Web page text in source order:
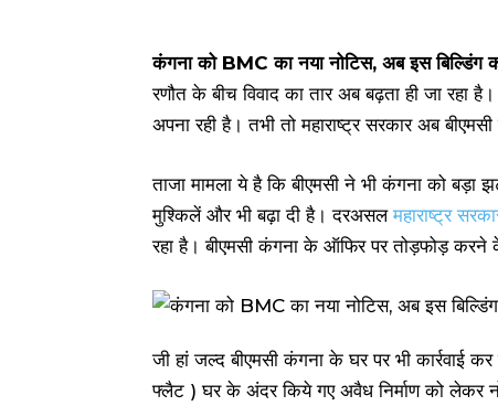
कंगना को BMC का नया नोटिस, अब इस बिल्डिंग
रणौत के बीच विवाद का तार अब बढ़ता ही जा रहा
अपना रही है। तभी तो महाराष्ट्र सरकार अब
ताजा मामला ये है कि बीएमसी ने भी कंगना को
मुश्किलें और भी बढ़ा दी है। दरअसलमहाराष्ट्र
रहा है। बीएमसी कंगना के ऑफिर पर तोड़फोड़
जी हां जल्द बीएमसी कंगना के घर पर भी
फ्लैट ) घर के अंदर किये गए अवैध निर्माण को लेकर